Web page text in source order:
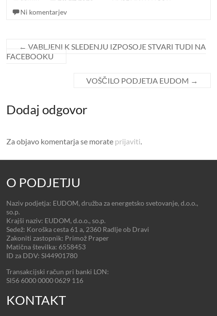
Ni komentarjev
← VABLJENI K SLEDENJU IZPOSOJE STVARI TUDI NA
FACEBOOKU
VOŠČILO PODJETJA EUDOM →
Dodaj odgovor
Za objavo komentarja se morate prijaviti.
O PODJETJU
Naziv podjetja: EUDOM, družba za energetsko svetovanje, d.o.o.,
so.p.
Krajši naziv: EUDOM, d.o.o., so.p.
Sedež: Koroška cesta 61 a, 2360 Radlje ob Dravi
Zakoniti zastopnik: Primož Praper
Matična številka: 6558453
ID za DDV: SI44901780
Transakcijski račun pri banki LON:
SI56 6000 0000 0629 116
KONTAKT